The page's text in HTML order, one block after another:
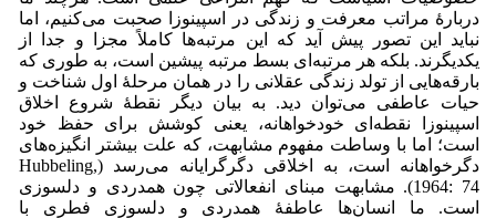
دربارۀ مراتب معرفت و زندگی در اسپینوزا صحبت می‌‌کنیم، اما
نباید این تصور پیش آید که این مرتبه‌ها کاملاً مجزا و جدا از
یکدیگرند. بلکه هر مرتبه‌ای بسط مرتبه پیشین است، به طوری که
بارقه‌هایی از تولد زندگی عقلانی را در همان مرحلۀ اول شناخت و
حیات عاطفی می‌‌توان دید. به بیان دیگر نقطۀ شروع اخلاق
اسپینوزا نقطه‌ای خودخواهانه، یعنی کوشش برای حفظ خود
است؛ اما با وساطت مفهوم مشابهت، که علت بیشتر انگیزه‌های
دگرخواهانه است، به اخلاقی دگرگرایانه می‌‌رسد (Hubbeling,
1964: 74). مشابهت مبنای انفعالاتی چون همدردی و دلسوزی
است. ما انسان‌ها عاطفۀ همدردی و دلسوزی فطری با